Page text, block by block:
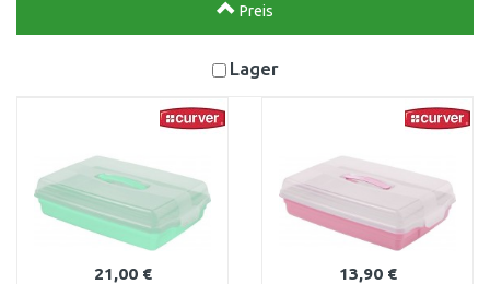
Preis
Lager
21,00 € 13,90 €